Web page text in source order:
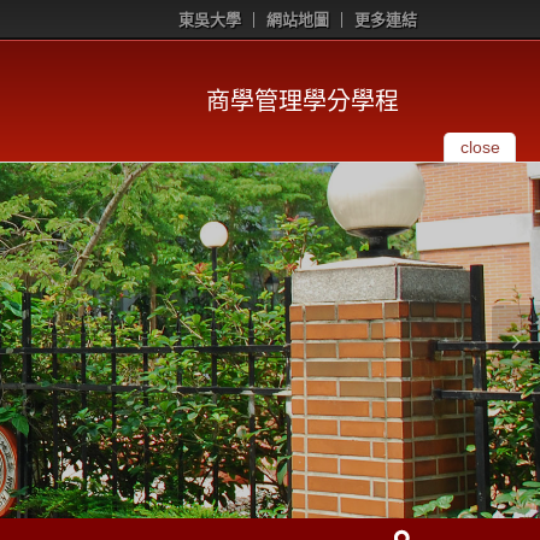
東吳大學 網站地圖 更多連結
商學管理學分學程
close